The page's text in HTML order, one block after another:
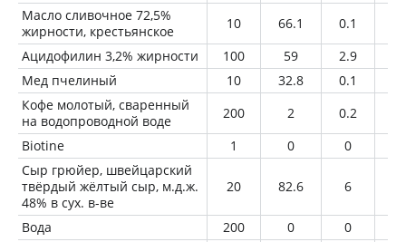
Масло сливочное 72,5%
жирности, крестьянское
10 66.1 0.1
Ацидофилин 3,2% жирности
100 59 2.9
Мед пчелиный
10 32.8 0.1
Кофе молотый, сваренный
на водопроводной воде
200 2 0.2
Biotine
1 0 0
Сыр грюйер, швейцарский
твёрдый жёлтый сыр, м.д.ж.
48% в сух. в-ве
20 82.6 6
Вода 200 0 0